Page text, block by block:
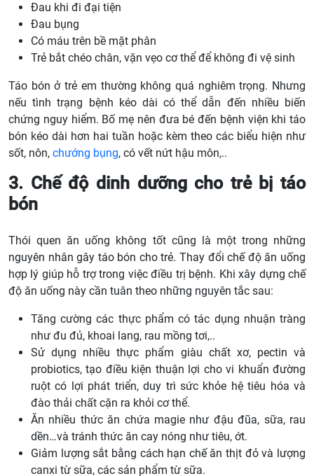
Đau khi đi đại tiện
Đau bụng
Có máu trên bề mặt phân
Trẻ bắt chéo chân, vặn vẹo cơ thể để không đi vệ sinh
Táo bón ở trẻ em thường không quá nghiêm trọng. Nhưng
nếu tình trạng bệnh kéo dài có thể dẫn đến nhiều biến
chứng nguy hiểm. Bố mẹ nên đưa bé đến bệnh viện khi táo
bón kéo dài hơn hai tuần hoặc kèm theo các biểu hiện như
sốt, nôn, chướng bụng, có vết nứt hậu môn,..
3. Chế độ dinh dưỡng cho trẻ bị táo
bón
Thói quen ăn uống không tốt cũng là một trong những
nguyên nhân gây táo bón cho trẻ. Thay đổi chế độ ăn uống
hợp lý giúp hỗ trợ trong việc điều trị bệnh. Khi xây dựng chế
độ ăn uống này cần tuân theo những nguyên tắc sau:
Tăng cường các thực phẩm có tác dụng nhuận tràng
như đu đủ, khoai lang, rau mồng tơi,..
Sử dụng nhiều thực phẩm giàu chất xơ, pectin và
probiotics, tạo điều kiện thuận lợi cho vi khuẩn đường
ruột có lợi phát triển, duy trì sức khỏe hệ tiêu hóa và
đào thải chất cặn ra khỏi cơ thể.
Ăn nhiều thức ăn chứa magie như đậu đũa, sữa, rau
dền…và tránh thức ăn cay nóng như tiêu, ớt.
Giảm lượng sắt bằng cách hạn chế ăn thịt đỏ và lượng
canxi từ sữa, các sản phẩm từ sữa.